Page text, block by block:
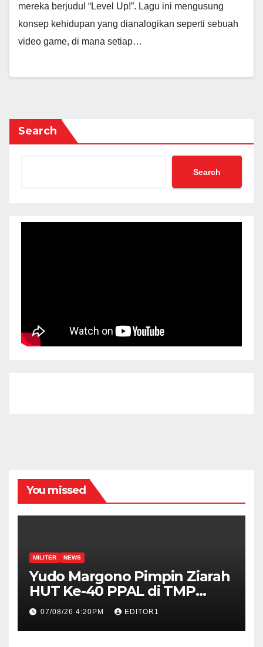
mereka berjudul “Level Up!”. Lagu ini mengusung
konsep kehidupan yang dianalogikan seperti sebuah
video game, di mana setiap…
Search
Search
You missed
MILITER NEWS
Yudo Margono Pimpin Ziarah
HUT Ke-40 PPAL di TMP
Kalibata
07/08/26 4:20PM EDITOR1